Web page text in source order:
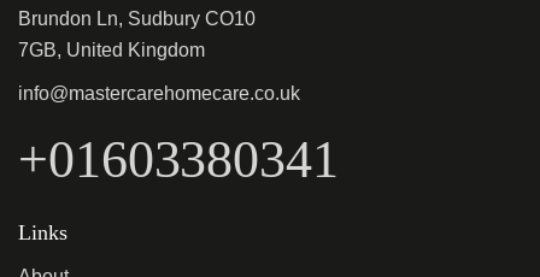
Brundon Ln, Sudbury CO10
7GB, United Kingdom
info@mastercarehomecare.co.uk
+01603380341
Links